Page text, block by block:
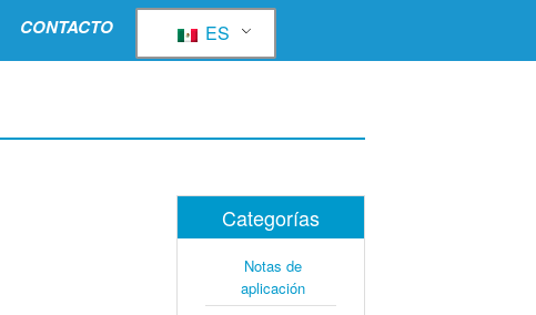
ES
CONTACTO
Categorías
Notas de
aplicación